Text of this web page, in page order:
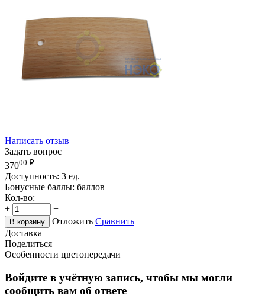
Написать отзыв
Задать вопрос
37000 ₽
Доступность: 3 ед.
Бонусные баллы: баллов
Кол-во:
+
−
В корзину Отложить Сравнить
Доставка
Поделиться
Особенности цветопередачи
Войдите в учётную запись, чтобы мы могли
сообщить вам об ответе